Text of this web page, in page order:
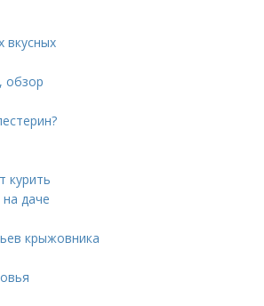
вкусных
обзор
курить
даче
крыжовника